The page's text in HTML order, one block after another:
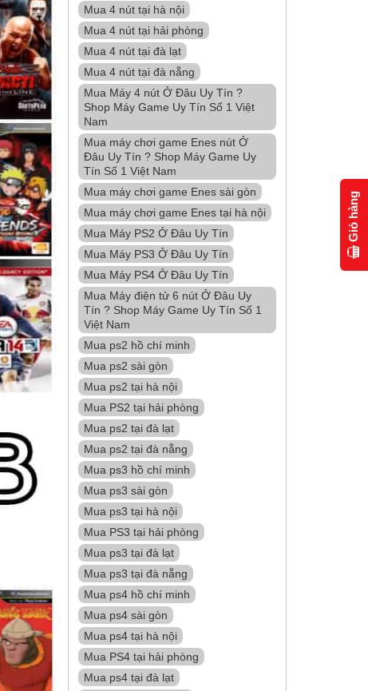
Mua 4 nút tại hà nội
Mua 4 nút tại hải phòng
Mua 4 nút tại đà lạt
Mua 4 nút tại đà nẵng
Mua Máy 4 nút Ở Đâu Uy Tín ?
Shop Máy Game Uy Tín Số 1 Việt
Nam
Mua máy chơi game Enes nút Ở
Đâu Uy Tín ? Shop Máy Game Uy
Tín Số 1 Việt Nam
Mua máy chơi game Enes sài gòn
Mua máy chơi game Enes tại hà nội
Mua Máy PS2 Ở Đâu Uy Tín
Mua Máy PS3 Ở Đâu Uy Tín
Mua Máy PS4 Ở Đâu Uy Tín
Mua Máy điện tử 6 nút Ở Đâu Uy
Tín ? Shop Máy Game Uy Tín Số 1
Việt Nam
Mua ps2 hồ chí minh
Mua ps2 sài gòn
Mua ps2 tại hà nội
Mua PS2 tại hải phòng
Mua ps2 tại đà lạt
Mua ps2 tại đà nẵng
Mua ps3 hồ chí minh
Mua ps3 sài gòn
Mua ps3 tại hà nội
Mua PS3 tại hải phòng
Mua ps3 tại đà lạt
Mua ps3 tại đà nẵng
Mua ps4 hồ chí minh
Mua ps4 sài gòn
Mua ps4 tại hà nội
Mua PS4 tại hải phòng
Mua ps4 tại đà lạt
Giỏ hàng